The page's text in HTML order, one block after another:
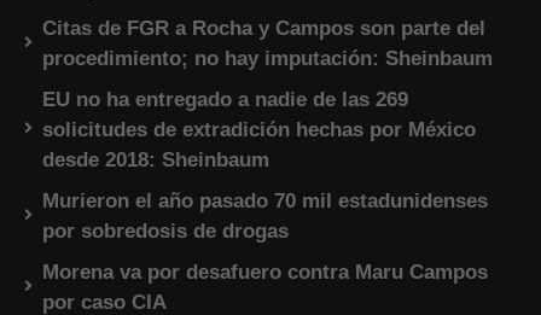
Citas de FGR a Rocha y Campos son parte del
procedimiento; no hay imputación: Sheinbaum
EU no ha entregado a nadie de las 269
solicitudes de extradición hechas por México
desde 2018: Sheinbaum
Murieron el año pasado 70 mil estadunidenses
por sobredosis de drogas
Morena va por desafuero contra Maru Campos
por caso CIA